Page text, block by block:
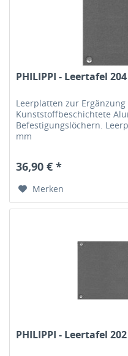
PHILIPPI - Leertafel 204
Leerplatten zur
Kunststoffbeschichtete
Befestigungslöchern.
mm
36,90 € *
Merken
PHILIPPI - Leertafel 202